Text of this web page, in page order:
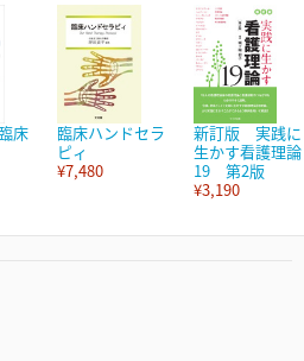
床
臨床ハンドセラ
ピィ
¥7,480
新訂版 実践に
生かす看護理論
19 第2版
¥3,190